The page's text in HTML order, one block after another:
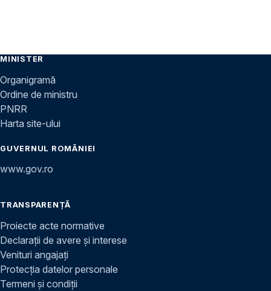
MINISTER
Organigramă
Ordine de ministru
PNRR
Harta site-ului
GUVERNUL ROMÂNIEI
www.gov.ro
TRANSPARENȚĂ
Proiecte acte normative
Declarații de avere și interese
Venituri angajați
Protecția datelor personale
Termeni și condiții